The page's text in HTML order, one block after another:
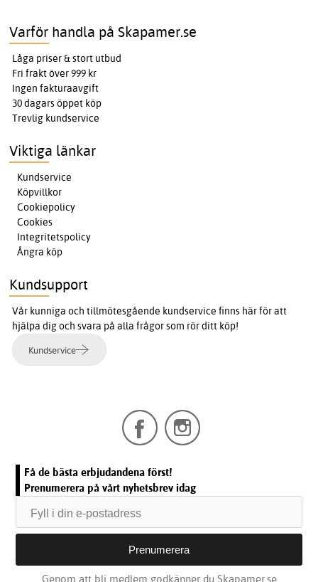
Varför handla på Skapamer.se
Låga priser & stort utbud
Fri frakt över 999 kr
Ingen fakturaavgift
30 dagars öppet köp
Trevlig kundservice
Viktiga länkar
Kundservice
Köpvillkor
Cookiepolicy
Cookies
Integritetspolicy
Ångra köp
Kundsupport
Vår kunniga och tillmötesgående kundservice finns här för att
hjälpa dig och svara på alla frågor som rör ditt köp!
Kundservice
Få de bästa erbjudandena först!
Prenumerera på vårt nyhetsbrev idag
Genom att bli medlem godkänner du Skapamer.se